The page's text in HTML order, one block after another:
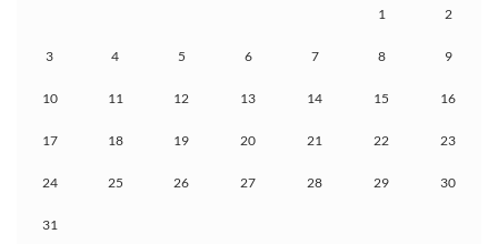
1 2
3 4 5 6 7 8 9
10 11 12 13 14 15 16
17 18 19 20 21 22 23
24 25 26 27 28 29 30
31